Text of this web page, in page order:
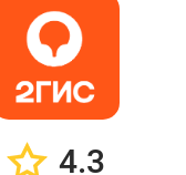
4.3